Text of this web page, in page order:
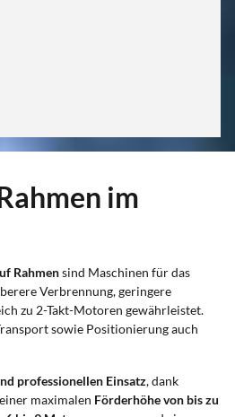
im
Rahmensind Maschinen für das
Verbrennung, geringere
zu 2-Takt-Motoren gewährleistet.
sowie Positionierung auch
professionellen Einsatz, dank
maximalen Förderhöhe von bis zu